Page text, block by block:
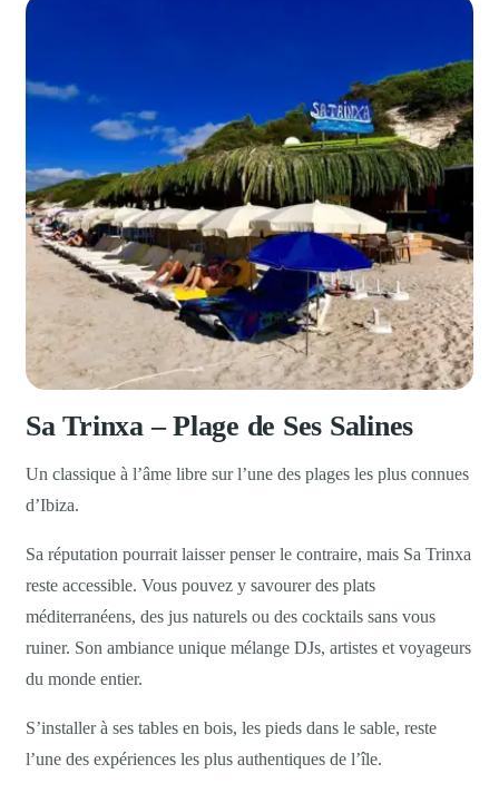
Sa Trinxa – Plage de Ses Salines
Un classique à l’âme libre sur l’une des plages les plus connues
d’Ibiza.
Sa réputation pourrait laisser penser le contraire, mais Sa Trinxa
reste accessible. Vous pouvez y savourer des plats
méditerranéens, des jus naturels ou des cocktails sans vous
ruiner. Son ambiance unique mélange DJs, artistes et voyageurs
du monde entier.
S’installer à ses tables en bois, les pieds dans le sable, reste
l’une des expériences les plus authentiques de l’île.